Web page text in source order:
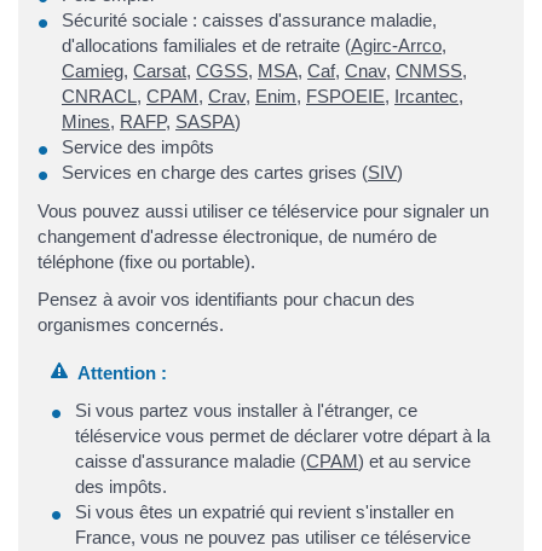
Sécurité sociale : caisses d'assurance maladie,
d'allocations familiales et de retraite (Agirc-Arrco,
Camieg, Carsat, CGSS, MSA, Caf, Cnav, CNMSS,
CNRACL, CPAM, Crav, Enim, FSPOEIE, Ircantec,
Mines, RAFP, SASPA)
Service des impôts
Services en charge des cartes grises (SIV)
Vous pouvez aussi utiliser ce téléservice pour signaler un
changement d'adresse électronique, de numéro de
téléphone (fixe ou portable).
Pensez à avoir vos identifiants pour chacun des
organismes concernés.
Attention :
Si vous partez vous installer à l'étranger, ce
téléservice vous permet de déclarer votre départ à la
caisse d'assurance maladie (CPAM) et au service
des impôts.
Si vous êtes un expatrié qui revient s'installer en
France, vous ne pouvez pas utiliser ce téléservice